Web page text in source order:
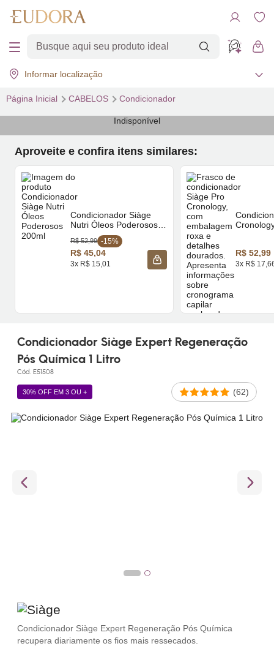
Informar localização
Página Inicial CABELOS Condicionador
Indisponível
Aproveite e confira itens similares:
Condicionador Siàge
Nutri Óleos Poderosos
R$ 52,99 -15%
R$ 45,04
3x R$ 15,01 ADICIONAR À SACOLA
R$ 52,99
3x R$
Condicionador Siàge Expert Regeneração
Pós Química 1 Litro
Cód. E51508
30% OFF EM 3 OU + (62)
Condicionador Siàge Expert Regeneração Pós Química
recupera diariamente os fios mais ressecados.